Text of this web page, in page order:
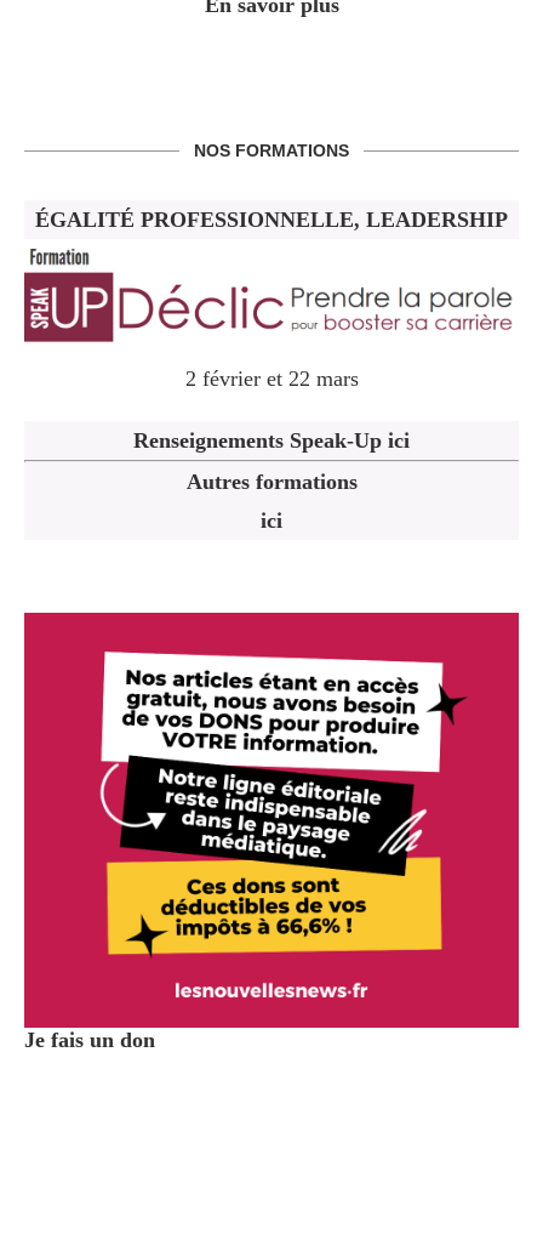
NOS FORMATIONS
ÉGALITÉ PROFESSIONNELLE, LEADERSHIP
2 février et 22 mars
Renseignements Speak-Up ici
Autres formations
ici
Je fais un don